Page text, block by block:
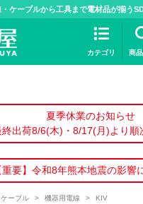
・ケーブルから工具まで電材品が揃う
カテゴリ 商
夏季休業のお知らせ
終出荷8/6(木)・8/17(月)より順
重要】令和8年熊本地震の影
ーブル > 機器用電線 > KIV